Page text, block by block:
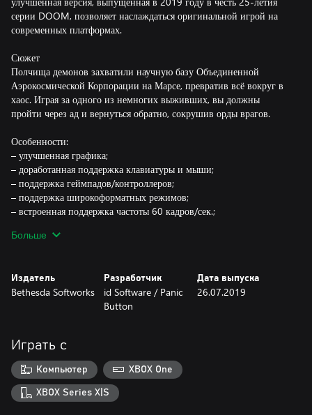
серии DOOM, позволяет наслаждаться оригинальной игрой на
современных платформах.
Сюжет
Полчища демонов захватили научную базу Объединенной
Аэрокосмической Корпорации на Марсе, превратив всё вокруг в
хаос. Играя за одного из немногих выживших, вы должны
пройти через ад и вернуться обратно, сокрушив орды врагов.
Особенности:
– улучшенная графика;
– доработанная поддержка клавиатуры и мыши;
– поддержка геймпадов/контроллеров;
– поддержка широкоформатных режимов;
– встроенная поддержка частоты 60 кадров/сек.;
– *Войдите в игру с учетной записью Slayers Club и получите
*Требуется учетная запись Bethesda.net. Ознакомьтесь с
пользовательским соглашением, условиями предоставления
bethesda.net.
https://eulas.bethesda.net/doom3
Больше
Издатель
Bethesda Softworks
Разработчик
id Software / Panic
Button
Дата выпуска
26.07.2019
Играть с
Компьютер XBOX One
XBOX Series X|S